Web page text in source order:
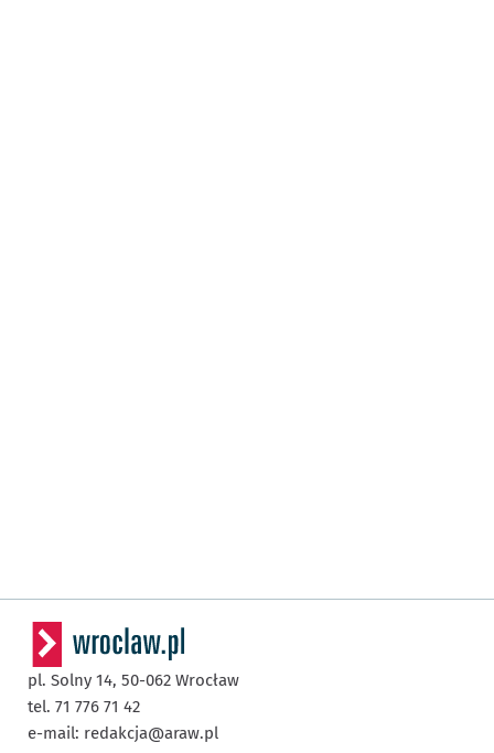
pl. Solny 14, 50-062 Wrocław
tel. 71 776 71 42
e-mail: redakcja@araw.pl